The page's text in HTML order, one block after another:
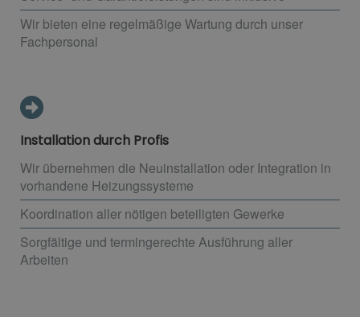
Wir bieten eine regelmäßige Wartung durch unser
Fachpersonal
Installation durch Profis
Wir übernehmen die Neuinstallation oder Integration in
vorhandene Heizungssysteme
Koordination aller nötigen beteiligten Gewerke
Sorgfältige und termingerechte Ausführung aller
Arbeiten